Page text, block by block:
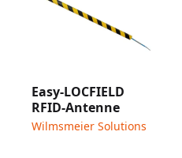
Easy-LOCFIELD
RFID-Antenne
Wilmsmeier Solutions